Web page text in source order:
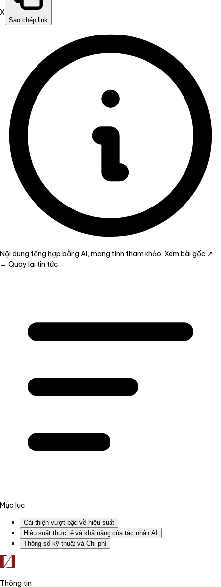
X
Sao chép link
Nội dung tổng hợp bằng AI, mang tính tham khảo. Xem bài gốc ↗
← Quay lại tin tức
Mục lục
Cải thiện vượt bậc về hiệu suất
Hiệu suất thực tế và khả năng của tác nhân AI
Thông số kỹ thuật và Chi phí
Thông tin